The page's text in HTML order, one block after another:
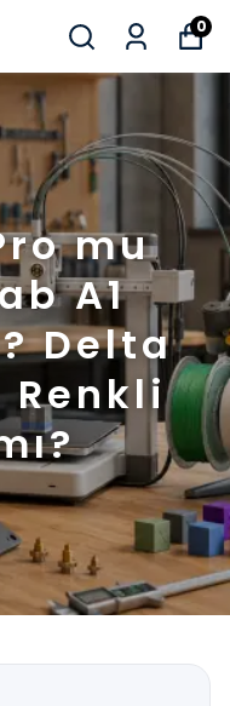
0
mu
A1
Delta
Renkli